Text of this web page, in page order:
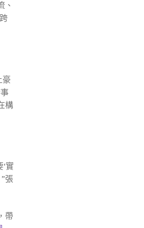
、
豪
構
實
張
帶